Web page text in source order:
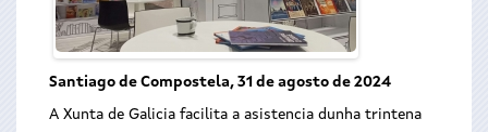
Santiago de Compostela, 31 de agosto de 2024
A Xunta de Galicia facilita a asistencia dunha trintena